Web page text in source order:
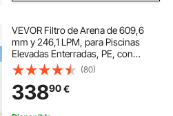
VEVOR Filtro de Arena de 609,6
mm y 246,1 LPM, para Piscinas
Elevadas Enterradas, PE, con
Válvula Multipuerto de 7 Vías,
Retrolavado, Enjuague,
Recirculación, Desagüe, Invierno y
Modos Cerrados
(80)
33890€